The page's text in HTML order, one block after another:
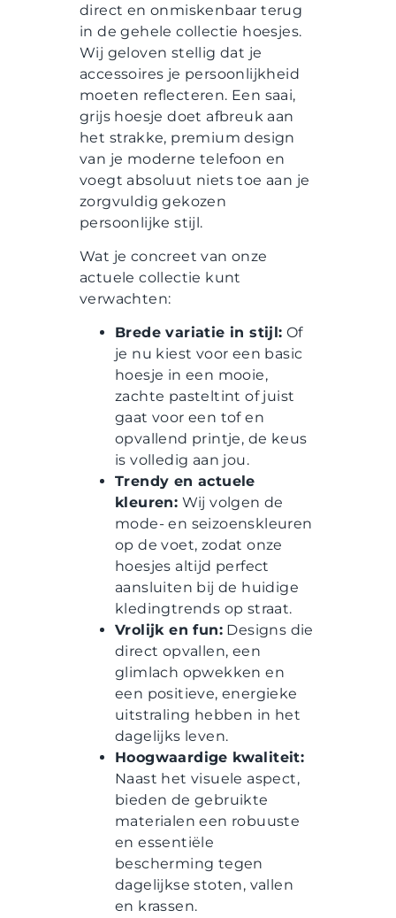
direct en onmiskenbaar terug
in de gehele collectie hoesjes.
Wij geloven stellig dat je
accessoires je persoonlijkheid
moeten reflecteren. Een saai,
grijs hoesje doet afbreuk aan
het strakke, premium design
van je moderne telefoon en
voegt absoluut niets toe aan je
zorgvuldig gekozen
persoonlijke stijl.
Wat je concreet van onze
actuele collectie kunt
verwachten:
Brede variatie in stijl: Of
je nu kiest voor een basic
hoesje in een mooie,
zachte pasteltint of juist
gaat voor een tof en
opvallend printje, de keus
is volledig aan jou.
Trendy en actuele
kleuren: Wij volgen de
mode- en seizoenskleuren
op de voet, zodat onze
hoesjes altijd perfect
aansluiten bij de huidige
kledingtrends op straat.
Vrolijk en fun: Designs die
direct opvallen, een
glimlach opwekken en
een positieve, energieke
uitstraling hebben in het
dagelijks leven.
Hoogwaardige kwaliteit:
Naast het visuele aspect,
bieden de gebruikte
materialen een robuuste
en essentiële
bescherming tegen
dagelijkse stoten, vallen
en krassen.